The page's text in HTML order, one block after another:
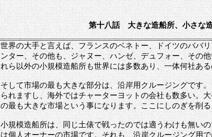
第十八話 大きな造船所、小さな
世界の大手と言えば、フランスのベネトー、ドイツのババ
ンター、その他も、ジャヌー、ハンゼ、デュフォー、その
れら以外の小規模造船所も世界には多数あり、一体何社あ
そして市場の最も大きな部分は、沿岸用クルージングです
られますし、海外ではチャーターヨットの会社も数多い。
の最も大きな市場という事になります。ここにしのぎを削
小規模造船所は、同じ土俵で戦ったのでは適うわけも無い
は個人オーナーの市場です。それも、沿岸クルージング用